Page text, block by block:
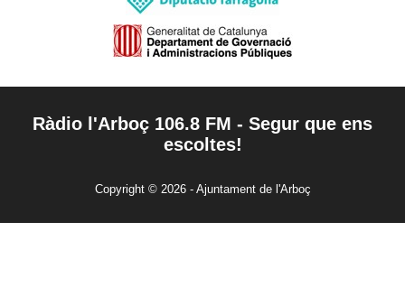
Ràdio l'Arboç 106.8 FM - Segur que ens
escoltes!
Copyright © 2026 - Ajuntament de l'Arboç